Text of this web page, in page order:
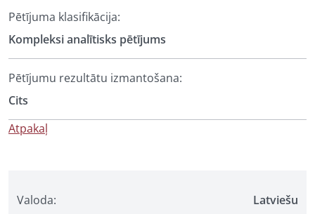
Valoda:
Latviešu
Pētījuma klasifikācija:
Kompleksi analītisks pētījums
Pētījumu rezultātu izmantošana:
Cits
Atpakaļ